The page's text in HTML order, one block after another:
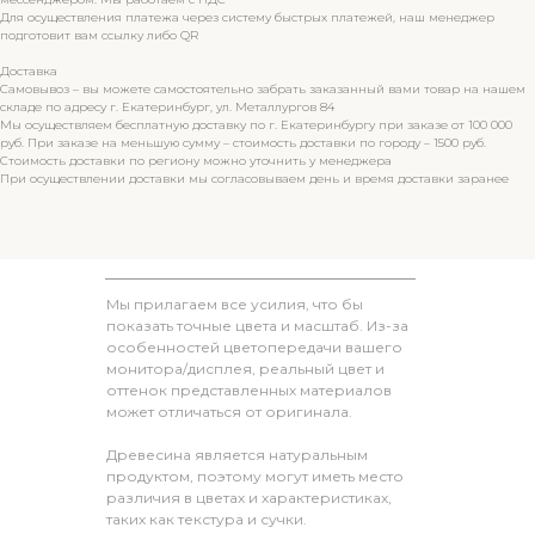
Для осуществления платежа через систему быстрых платежей, наш менеджер
подготовит вам ссылку либо QR
Доставка
Самовывоз – вы можете самостоятельно забрать заказанный вами товар на нашем
складе по адресу г. Екатеринбург, ул. Металлургов 84
Мы осуществляем бесплатную доставку по г. Екатеринбургу при заказе от 100 000
руб. При заказе на меньшую сумму – стоимость доставки по городу – 1500 руб.
Стоимость доставки по региону можно уточнить у менеджера
При осуществлении доставки мы согласовываем день и время доставки заранее
Мы прилагаем все усилия, что бы
показать точные цвета и масштаб. Из-за
особенностей цветопередачи вашего
монитора/дисплея, реальный цвет и
оттенок представленных материалов
может отличаться от оригинала.
Древесина является натуральным
продуктом, поэтому могут иметь место
различия в цветах и характеристиках,
таких как текстура и сучки.